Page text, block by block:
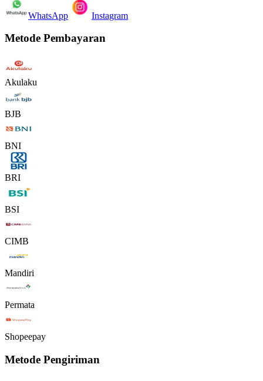
WhatsApp Instagram
Metode Pembayaran
Akulaku
BJB
BNI
BRI
BSI
CIMB
Mandiri
Permata
Shopeepay
Metode Pengiriman